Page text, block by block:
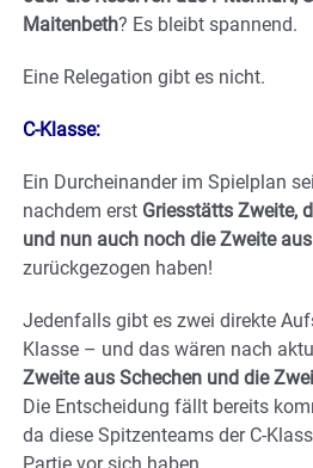
Maitenbeth? Es bleibt spannend.
Eine Relegation gibt es nicht.
C-Klasse:
Ein Durcheinander im Spielplan
nachdem erst Griesstätts Zweite,
und nun auch noch die Zweite
zurückgezogen haben!
Jedenfalls gibt es zwei direkte
Klasse – und das wären nach
Zweite aus Schechen und die
Die Entscheidung fällt bereits
da diese Spitzenteams der C-